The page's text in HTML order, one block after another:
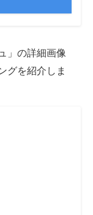
」の詳細画像
グを紹介しま